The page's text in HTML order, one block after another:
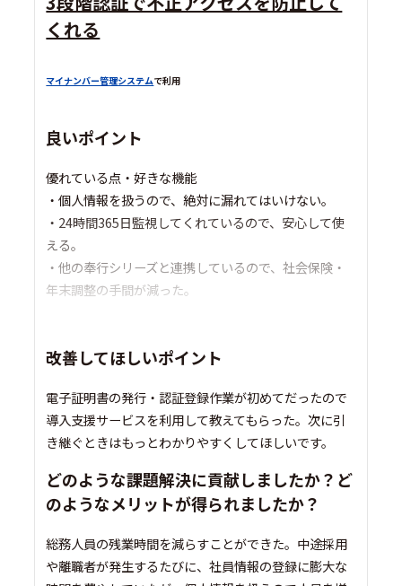
くれる
マイナンバー管理システムで利用
良いポイント
優れている点・好きな機能
・個人情報を扱うので、絶対に漏れてはいけない。
・24時間365日監視してくれているので、安心して使
える。
・他の奉行シリーズと連携しているので、社会保険・
年末調整の手間が減った。
改善してほしいポイント
電子証明書の発行・認証登録作業が初めてだったので
導入支援サービスを利用して教えてもらった。次に引
き継ぐときはもっとわかりやすくしてほしいです。
どのような課題解決に貢献しましたか？ど
のようなメリットが得られましたか？
総務人員の残業時間を減らすことができた。中途採用
や離職者が発生するたびに、社員情報の登録に膨大な